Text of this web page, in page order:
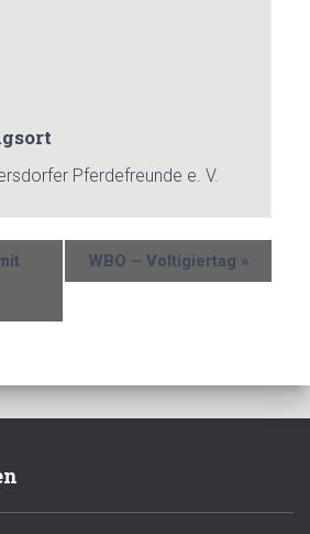
Pferdefreunde e. V.
WBO – Voltigiertag »